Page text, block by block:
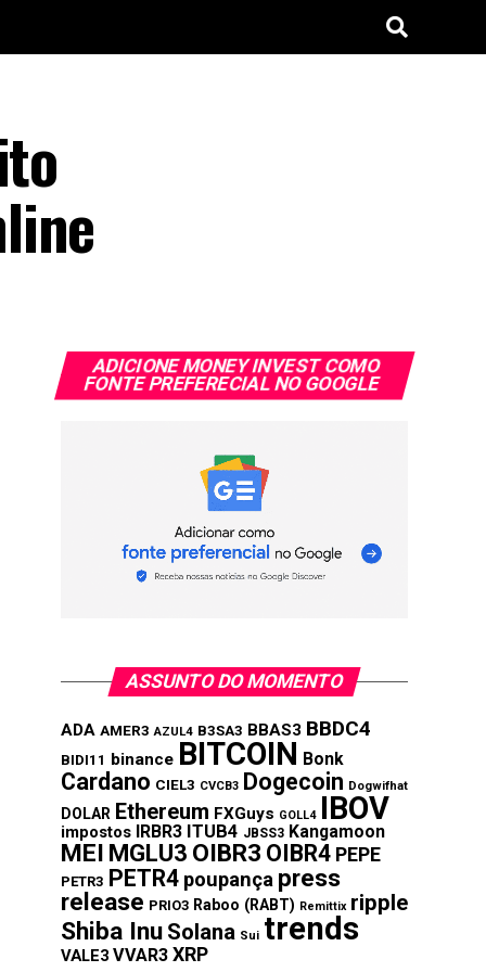
ADICIONE MONEY INVEST COMO
FONTE PREFERECIAL NO GOOGLE
ASSUNTO DO MOMENTO
ADA AMER3 AZUL4 B3SA3 BBAS3 BBDC4
BIDI11 binance BITCOIN Bonk
Cardano CIEL3 CVCB3 Dogecoin Dogwifhat
DOLAR Ethereum FXGuys GOLL4 IBOV
impostos IRBR3 ITUB4 JBSS3 Kangamoon
MEI MGLU3 OIBR3 OIBR4 PEPE
PETR3 PETR4 poupança press
release PRIO3 Raboo (RABT) Remittix ripple
Shiba Inu Solana Sui trends
VALE3 VVAR3 XRP